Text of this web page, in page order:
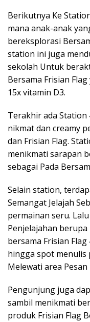
Berikutnya Ke
mana anak-anak
bereksplorasi
station ini juga
sekolah Untuk
Bersama Frisian
15x vitamin D3.
Terakhir ada Station
nikmat dan creamy
dan Frisian Flag.
menikmati sarapan
sebagai Pada
Selain station,
Semangat Jelajah
permainan seru.
Penjelajahan
bersama Frisian
hingga spot menulis
Melewati area Pesan
Pengunjung juga
sambil menikmati
produk Frisian Flag